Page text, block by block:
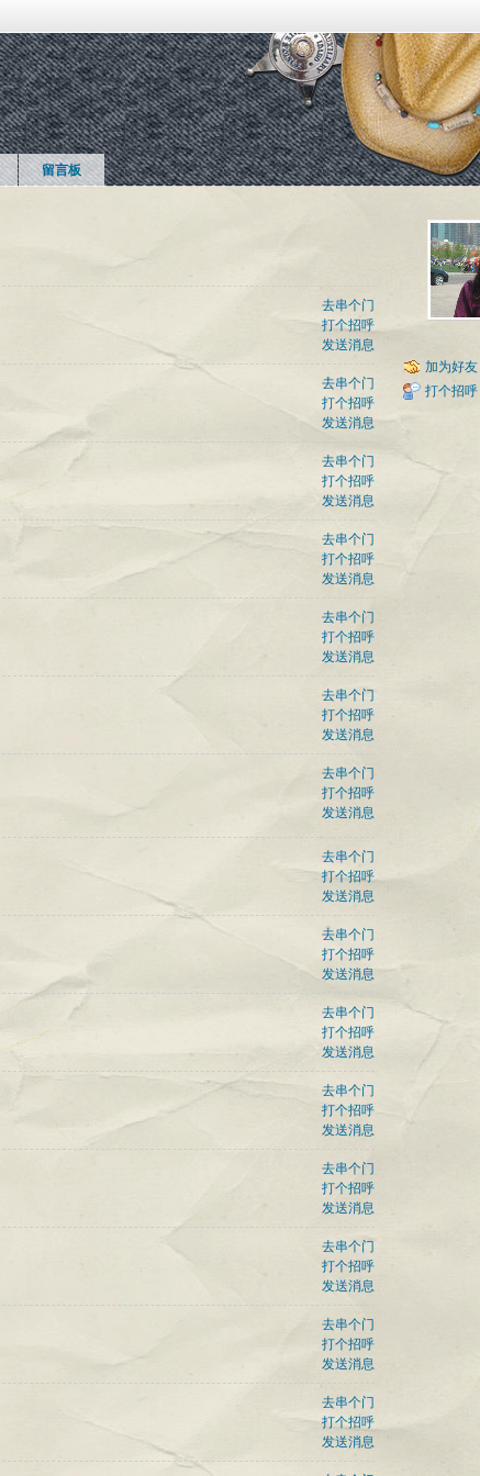
留言板
去串个门
打个招呼
发送消息
去串个门
打个招呼
发送消息
去串个门
打个招呼
发送消息
去串个门
打个招呼
发送消息
去串个门
打个招呼
发送消息
去串个门
打个招呼
发送消息
去串个门
打个招呼
发送消息
去串个门
打个招呼
发送消息
去串个门
打个招呼
发送消息
去串个门
打个招呼
发送消息
去串个门
打个招呼
发送消息
去串个门
打个招呼
发送消息
去串个门
打个招呼
发送消息
去串个门
打个招呼
发送消息
去串个门
打个招呼
发送消息
加为好友
打个招呼